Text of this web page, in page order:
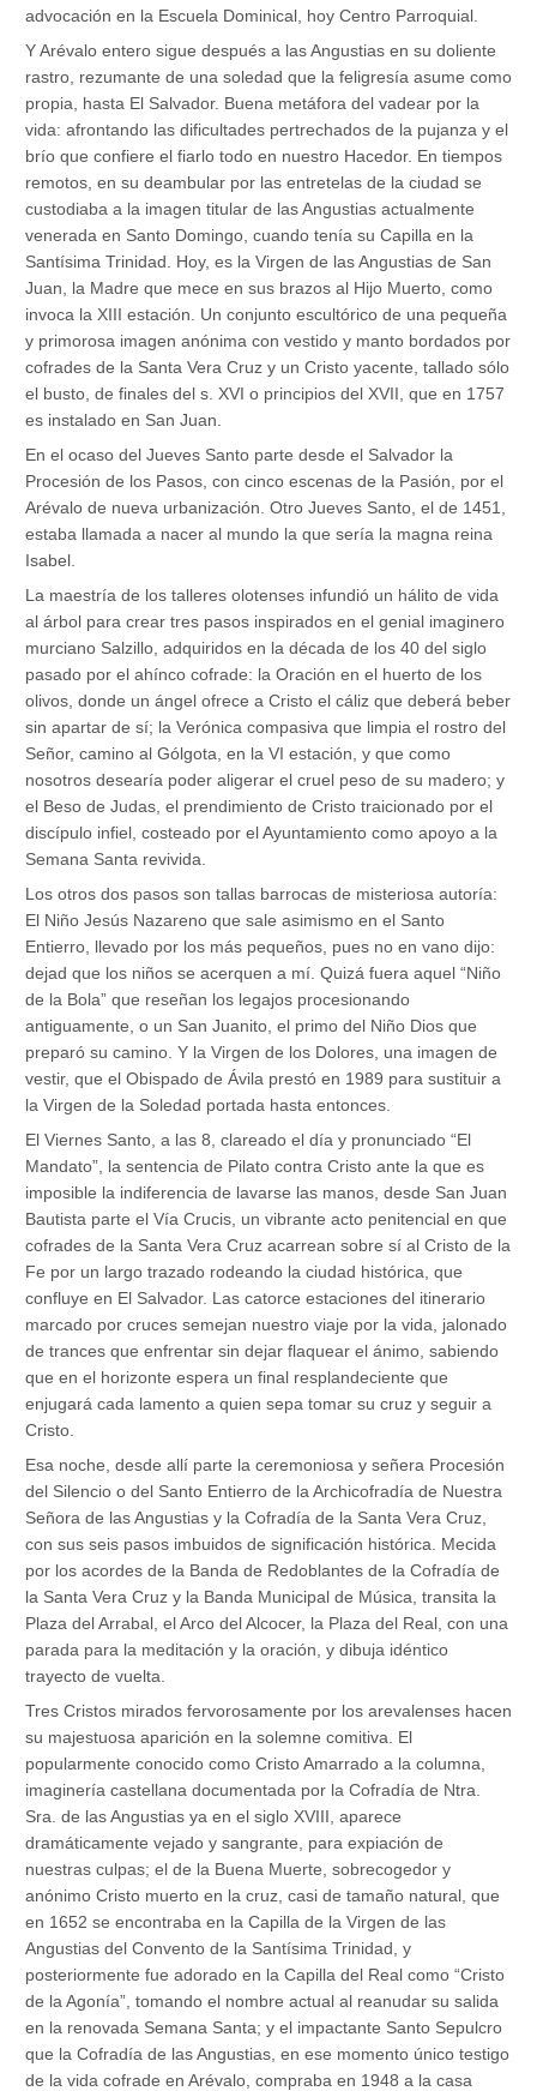
advocación en la Escuela Dominical, hoy Centro Parroquial.
Y Arévalo entero sigue después a las Angustias en su doliente
rastro, rezumante de una soledad que la feligresía asume como
propia, hasta El Salvador. Buena metáfora del vadear por la
vida: afrontando las dificultades pertrechados de la pujanza y el
brío que confiere el fiarlo todo en nuestro Hacedor. En tiempos
remotos, en su deambular por las entretelas de la ciudad se
custodiaba a la imagen titular de las Angustias actualmente
venerada en Santo Domingo, cuando tenía su Capilla en la
Santísima Trinidad. Hoy, es la Virgen de las Angustias de San
Juan, la Madre que mece en sus brazos al Hijo Muerto, como
invoca la XIII estación. Un conjunto escultórico de una pequeña
y primorosa imagen anónima con vestido y manto bordados por
cofrades de la Santa Vera Cruz y un Cristo yacente, tallado sólo
el busto, de finales del s. XVI o principios del XVII, que en 1757
es instalado en San Juan.
En el ocaso del Jueves Santo parte desde el Salvador la
Procesión de los Pasos, con cinco escenas de la Pasión, por el
Arévalo de nueva urbanización. Otro Jueves Santo, el de 1451,
estaba llamada a nacer al mundo la que sería la magna reina
Isabel.
La maestría de los talleres olotenses infundió un hálito de vida
al árbol para crear tres pasos inspirados en el genial imaginero
murciano Salzillo, adquiridos en la década de los 40 del siglo
pasado por el ahínco cofrade: la Oración en el huerto de los
olivos, donde un ángel ofrece a Cristo el cáliz que deberá beber
sin apartar de sí; la Verónica compasiva que limpia el rostro del
Señor, camino al Gólgota, en la VI estación, y que como
nosotros desearía poder aligerar el cruel peso de su madero; y
el Beso de Judas, el prendimiento de Cristo traicionado por el
discípulo infiel, costeado por el Ayuntamiento como apoyo a la
Semana Santa revivida.
Los otros dos pasos son tallas barrocas de misteriosa autoría:
El Niño Jesús Nazareno que sale asimismo en el Santo
Entierro, llevado por los más pequeños, pues no en vano dijo:
dejad que los niños se acerquen a mí. Quizá fuera aquel “Niño
de la Bola” que reseñan los legajos procesionando
antiguamente, o un San Juanito, el primo del Niño Dios que
preparó su camino. Y la Virgen de los Dolores, una imagen de
vestir, que el Obispado de Ávila prestó en 1989 para sustituir a
la Virgen de la Soledad portada hasta entonces.
El Viernes Santo, a las 8, clareado el día y pronunciado “El
Mandato”, la sentencia de Pilato contra Cristo ante la que es
imposible la indiferencia de lavarse las manos, desde San Juan
Bautista parte el Vía Crucis, un vibrante acto penitencial en que
cofrades de la Santa Vera Cruz acarrean sobre sí al Cristo de la
Fe por un largo trazado rodeando la ciudad histórica, que
confluye en El Salvador. Las catorce estaciones del itinerario
marcado por cruces semejan nuestro viaje por la vida, jalonado
de trances que enfrentar sin dejar flaquear el ánimo, sabiendo
que en el horizonte espera un final resplandeciente que
enjugará cada lamento a quien sepa tomar su cruz y seguir a
Cristo.
Esa noche, desde allí parte la ceremoniosa y señera Procesión
del Silencio o del Santo Entierro de la Archicofradía de Nuestra
Señora de las Angustias y la Cofradía de la Santa Vera Cruz,
con sus seis pasos imbuidos de significación histórica. Mecida
por los acordes de la Banda de Redoblantes de la Cofradía de
la Santa Vera Cruz y la Banda Municipal de Música, transita la
Plaza del Arrabal, el Arco del Alcocer, la Plaza del Real, con una
parada para la meditación y la oración, y dibuja idéntico
trayecto de vuelta.
Tres Cristos mirados fervorosamente por los arevalenses hacen
su majestuosa aparición en la solemne comitiva. El
popularmente conocido como Cristo Amarrado a la columna,
imaginería castellana documentada por la Cofradía de Ntra.
Sra. de las Angustias ya en el siglo XVIII, aparece
dramáticamente vejado y sangrante, para expiación de
nuestras culpas; el de la Buena Muerte, sobrecogedor y
anónimo Cristo muerto en la cruz, casi de tamaño natural, que
en 1652 se encontraba en la Capilla de la Virgen de las
Angustias del Convento de la Santísima Trinidad, y
posteriormente fue adorado en la Capilla del Real como “Cristo
de la Agonía”, tomando el nombre actual al reanudar su salida
en la renovada Semana Santa; y el impactante Santo Sepulcro
que la Cofradía de las Angustias, en ese momento único testigo
de la vida cofrade en Arévalo, compraba en 1948 a la casa